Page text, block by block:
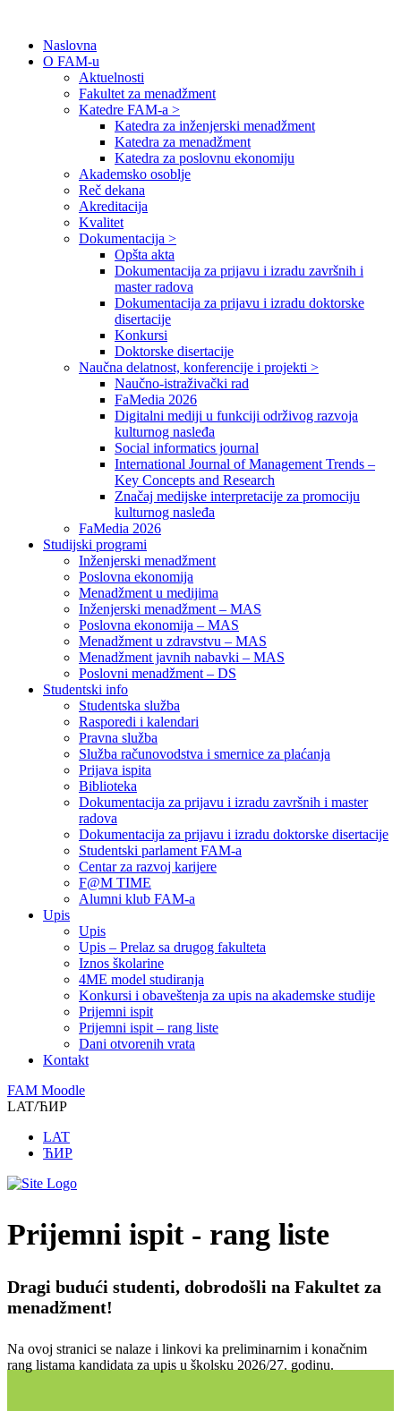
Naslovna
O FAM-u
Aktuelnosti
Fakultet za menadžment
Katedre FAM-a >
Katedra za inženjerski menadžment
Katedra za menadžment
Katedra za poslovnu ekonomiju
Akademsko osoblje
Reč dekana
Akreditacija
Kvalitet
Dokumentacija >
Opšta akta
Dokumentacija za prijavu i izradu završnih i
master radova
Dokumentacija za prijavu i izradu doktorske
disertacije
Konkursi
Doktorske disertacije
Naučna delatnost, konferencije i projekti >
Naučno-istraživački rad
FaMedia 2026
Digitalni mediji u funkciji održivog razvoja
kulturnog nasleđa
Social informatics journal
International Journal of Management Trends –
Key Concepts and Research
Značaj medijske interpretacije za promociju
kulturnog nasleđa
FaMedia 2026
Studijski programi
Inženjerski menadžment
Poslovna ekonomija
Menadžment u medijima
Inženjerski menadžment – MAS
Poslovna ekonomija – MAS
Menadžment u zdravstvu – MAS
Menadžment javnih nabavki – MAS
Poslovni menadžment – DS
Studentski info
Studentska služba
Rasporedi i kalendari
Pravna služba
Služba računovodstva i smernice za plaćanja
Prijava ispita
Biblioteka
Dokumentacija za prijavu i izradu završnih i master
radova
Dokumentacija za prijavu i izradu doktorske disertacije
Studentski parlament FAM-a
Centar za razvoj karijere
F@M TIME
Alumni klub FAM-a
Upis
Upis
Upis – Prelaz sa drugog fakulteta
Iznos školarine
4ME model studiranja
Konkursi i obaveštenja za upis na akademske studije
Prijemni ispit
Prijemni ispit – rang liste
Dani otvorenih vrata
Kontakt
FAM Moodle
LAT/ЋИР
LAT
ЋИР
Prijemni ispit - rang liste
Dragi budući studenti, dobrodošli na Fakultet za
menadžment!
Na ovoj stranici se nalaze i linkovi ka preliminarnim i konačnim
rang listama kandidata za upis u školsku 2026/27. godinu.